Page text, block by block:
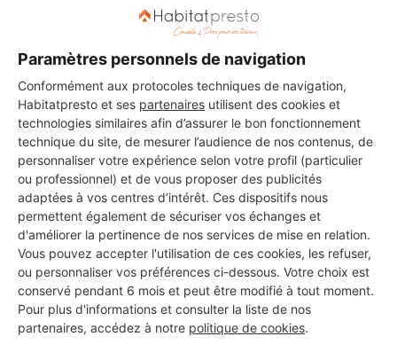
Paramètres personnels de navigation
Conformément aux protocoles techniques de navigation,
Habitatpresto et ses partenaires utilisent des cookies et
technologies similaires afin d’assurer le bon fonctionnement
technique du site, de mesurer l’audience de nos contenus, de
personnaliser votre expérience selon votre profil (particulier
ou professionnel) et de vous proposer des publicités
adaptées à vos centres d’intérêt. Ces dispositifs nous
permettent également de sécuriser vos échanges et
d'améliorer la pertinence de nos services de mise en relation.
Vous pouvez accepter l'utilisation de ces cookies, les refuser,
ou personnaliser vos préférences ci-dessous. Votre choix est
conservé pendant 6 mois et peut être modifié à tout moment.
Pour plus d'informations et consulter la liste de nos
partenaires, accédez à notre politique de cookies.
CHERCHER ?
choisir ? Demandez des devis travauxauprès de notre réseau de 5 000
professionnels partout en France.
DEMANDER UN DEVIS